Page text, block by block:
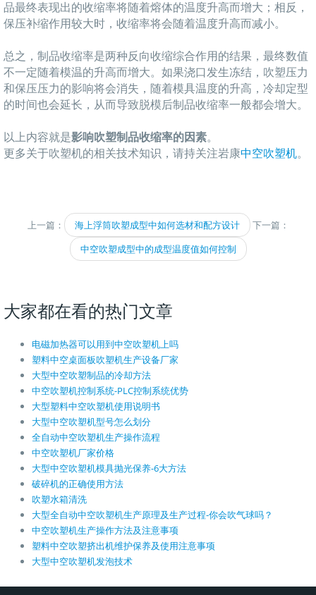
品最终表现出的收缩率将随着熔体的温度升高而增大；相反，
保压补缩作用较大时，收缩率将会随着温度升高而减小。
总之，制品收缩率是两种反向收缩综合作用的结果，最终数值
不一定随着模温的升高而增大。如果浇口发生冻结，吹塑压力
和保压压力的影响将会消失，随着模具温度的升高，冷却定型
的时间也会延长，从而导致脱模后制品收缩率一般都会增大。
以上内容就是影响吹塑制品收缩率的因素。
更多关于吹塑机的相关技术知识，请持关注岩康中空吹塑机。
上一篇： 海上浮筒吹塑成型中如何选材和配方设计
下一篇：
中空吹塑成型中的成型温度值如何控制
大家都在看的热门文章
电磁加热器可以用到中空吹塑机上吗
塑料中空桌面板吹塑机生产设备厂家
大型中空吹塑制品的冷却方法
中空吹塑机控制系统-PLC控制系统优势
大型塑料中空吹塑机使用说明书
大型中空吹塑机型号怎么划分
全自动中空吹塑机生产操作流程
中空吹塑机厂家价格
大型中空吹塑机模具抛光保养-6大方法
破碎机的正确使用方法
吹塑水箱清洗
大型全自动中空吹塑机生产原理及生产过程-你会吹气球吗？
中空吹塑机生产操作方法及注意事项
塑料中空吹塑挤出机维护保养及使用注意事项
大型中空吹塑机发泡技术